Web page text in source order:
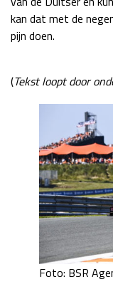
kan dat met de
pijn doen.
(Tekst loopt door
Foto: BSR